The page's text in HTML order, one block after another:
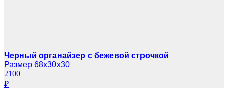
Черный органайзер с бежевой строчкой
Размер 68х30х30
2100
₽